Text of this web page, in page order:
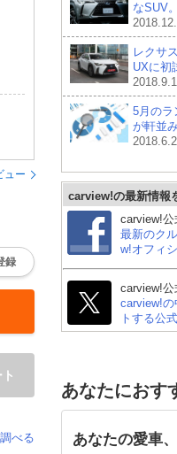
ュー
録
べる
なSUV
レクサ
UXに初
5月のラ
が軒並
carview!の最新情報
carview!
最新のク
w!オフィ
carview!公
carview!の
トする公
あなたにおす
あなたの愛車